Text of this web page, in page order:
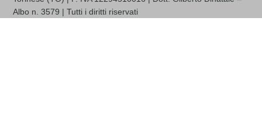
Albo n. 3579 | Tutti i diritti riservati